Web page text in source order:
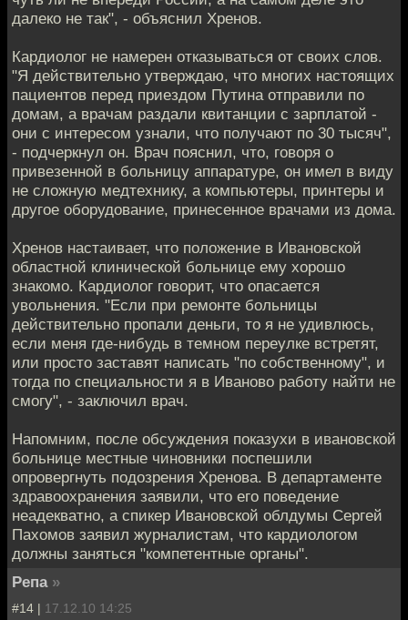
далеко не так", - объяснил Хренов.
Кардиолог не намерен отказываться от своих слов.
"Я действительно утверждаю, что многих настоящих
пациентов перед приездом Путина отправили по
домам, а врачам раздали квитанции с зарплатой -
они с интересом узнали, что получают по 30 тысяч",
- подчеркнул он. Врач пояснил, что, говоря о
привезенной в больницу аппаратуре, он имел в виду
не сложную медтехнику, а компьютеры, принтеры и
другое оборудование, принесенное врачами из дома.
Хренов настаивает, что положение в Ивановской
областной клинической больнице ему хорошо
знакомо. Кардиолог говорит, что опасается
увольнения. "Если при ремонте больницы
действительно пропали деньги, то я не удивлюсь,
если меня где-нибудь в темном переулке встретят,
или просто заставят написать "по собственному", и
тогда по специальности я в Иваново работу найти не
смогу", - заключил врач.
Напомним, после обсуждения показухи в ивановской
больнице местные чиновники поспешили
опровергнуть подозрения Хренова. В департаменте
здравоохранения заявили, что его поведение
неадекватно, а спикер Ивановской облдумы Сергей
Пахомов заявил журналистам, что кардиологом
должны заняться "компетентные органы".
Репа »
#14 | 17.12.10 14:25